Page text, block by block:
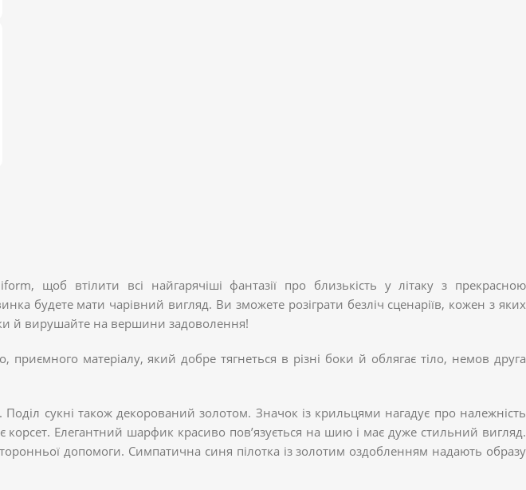
щоб втілити всі найгарячіші фантазії про близькість у літаку з прекрасною
будете мати чарівний вигляд. Ви зможете розіграти безліч сценаріїв, кожен з яких
й вирушайте на вершини задоволення!
матеріалу, який добре тягнеться в різні боки й облягає тіло, немов друга
сукні також декорований золотом. Значок із крильцями нагадує про належність
корсет. Елегантний шарфик красиво пов’язується на шию і має дуже стильний вигляд.
допомоги. Симпатична синя пілотка із золотим оздобленням надають образу